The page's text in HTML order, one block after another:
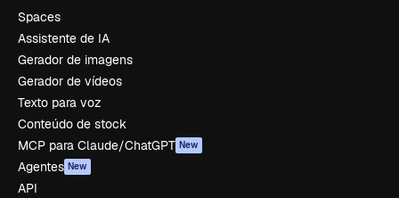
Spaces
Assistente de IA
Gerador de imagens
Gerador de vídeos
Texto para voz
Conteúdo de stock
MCP para Claude/ChatGPT New
Agentes New
API